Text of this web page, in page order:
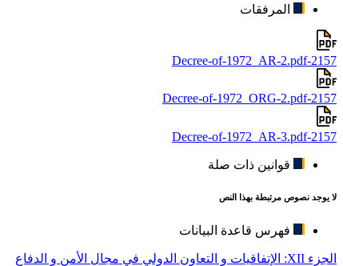
المرفقات
2157-Decree-of-1972_AR-2.pdf
2157-Decree-of-1972_ORG-2.pdf
2157-Decree-of-1972_AR-3.pdf
قوانين ذات صلة
لا يوجد نصوص مرتبطة بهذا النص
فهرس قاعدة البيانات
الجزء XII: الإتفاقيات و التعاون الدولي في مجال الأمن و الدفاع